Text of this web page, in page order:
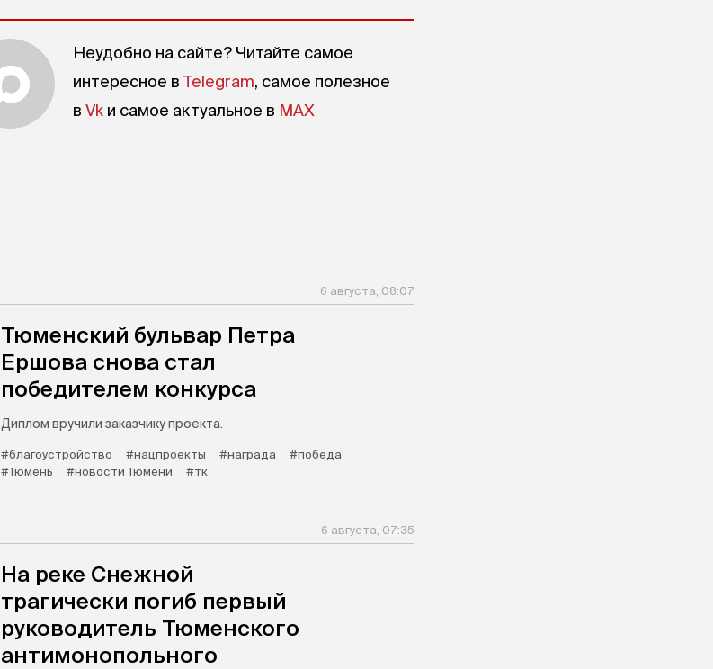
Неудобно на сайте? Читайте самое
интересное в Telegram, самое полезное
в Vk и самое актуальное в MAX
6 августа, 08:07
Тюменский бульвар Петра
Ершова снова стал
победителем конкурса
Диплом вручили заказчику проекта.
#благоустройство #нацпроекты #награда
#победа
#Тюмень
#новости Тюмени #тк
6 августа, 07:35
На реке Снежной
трагически погиб первый
руководитель Тюменского
антимонопольного